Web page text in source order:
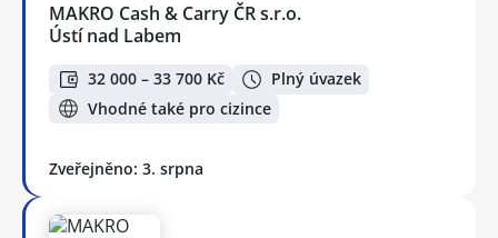
MAKRO Cash & Carry ČR s.r.o.
Ústí nad Labem
32 000 – 33 700 Kč
Plný úvazek
Vhodné také pro cizince
Zveřejněno: 3. srpna